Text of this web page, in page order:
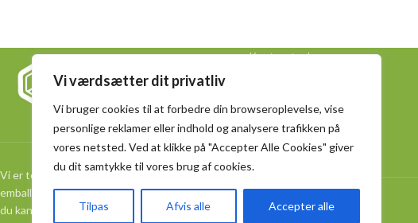
Vi værdsætter dit privatliv
Vi bruger cookies til at forbedre din browseroplevelse, vise
personlige reklamer eller indhold og analysere trafikken på
vores netsted. Ved at klikke på "Accepter Alle Cookies" giver
du dit samtykke til vores brug af cookies.
Tilpas Afvis alle Accepter alle
Vi er totalleverandør af bæredygtig
emballage. Vi udvælger kvalitetsmærker, så
du kan samle mange af dine indkøb ét sted.
Kontoret adressen
+ 45 40 16 82 83
info@spicybox.dk
Lager adressen